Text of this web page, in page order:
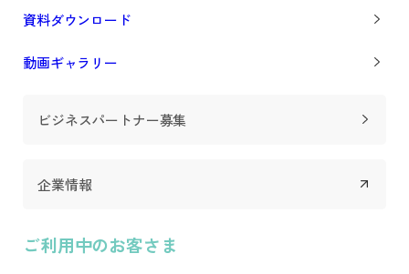
資料ダウンロード
動画ギャラリー
ビジネスパートナー募集
企業情報
ご利用中のお客さま